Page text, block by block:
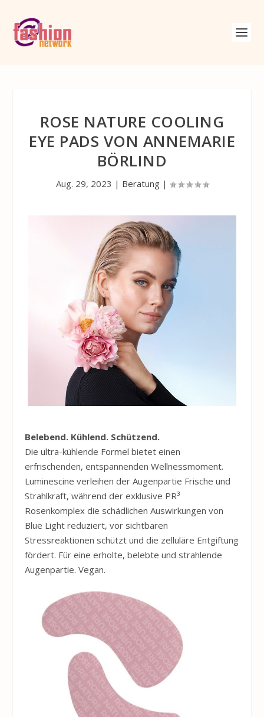
ROSE NATURE COOLING
EYE PADS VON ANNEMARIE
BÖRLIND
Aug. 29, 2023 | Beratung|
Belebend. Kühlend. Schützend.
Die ultra-kühlende Formel bietet einen
erfrischenden, entspannenden Wellnessmoment.
Luminescine verleihen der Augenpartie Frische und
Strahlkraft, während der exklusive PR³
Rosenkomplex die schädlichen Auswirkungen von
Blue Light reduziert, vor sichtbaren
Stressreaktionen schützt und die zelluläre Entgiftung
fördert. Für eine erholte, belebte und strahlende
Augenpartie. Vegan.